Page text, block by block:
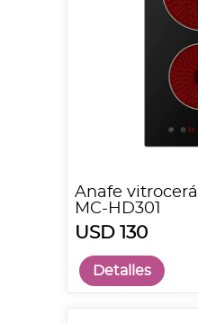
Anafe
MC-HD301
USD 130
Detalles